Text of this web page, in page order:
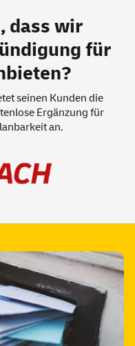
dass wir
für
seinen Kunden die
Ergänzung für
an.